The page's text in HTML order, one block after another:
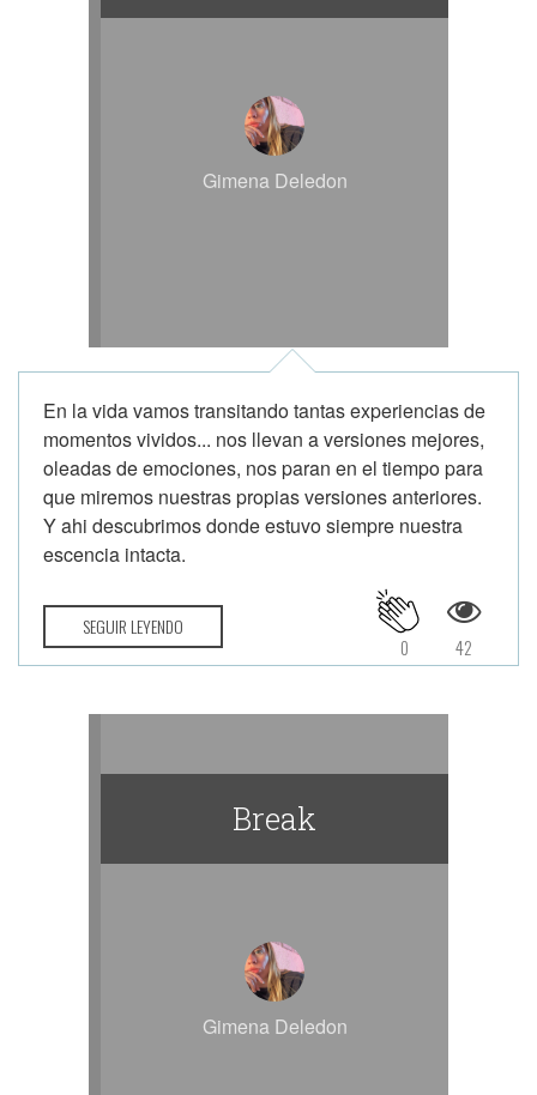
Gimena Deledon
En la vida vamos transitando tantas experiencias de
momentos vividos... nos llevan a versiones mejores,
oleadas de emociones, nos paran en el tiempo para
que miremos nuestras propias versiones anteriores.
Y ahi descubrimos donde estuvo siempre nuestra
escencia intacta.
SEGUIR LEYENDO
42
0
Break
Gimena Deledon